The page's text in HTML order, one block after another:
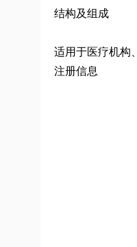
结构及组成
适用于医疗机构
注册信息